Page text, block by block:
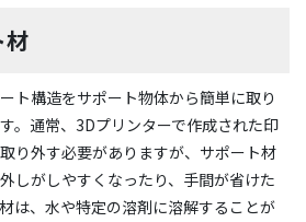
ト構造をサポート物体から簡単に取り
。通常、3Dプリンターで作成された印
り外す必要がありますが、サポート材
しがしやすくなったり、手間が省けた
は、水や特定の溶剤に溶解することが